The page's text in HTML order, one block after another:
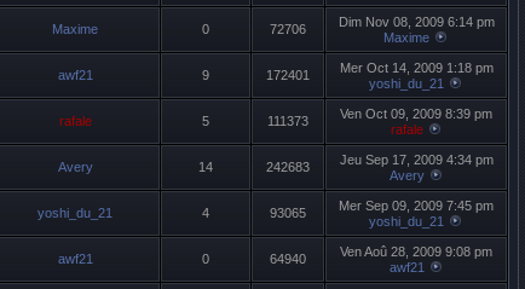
Maxime 0 72706
Dim Nov 08, 2009 6:14 pm
Maxime
awf21 9 172401
Mer Oct 14, 2009 1:18 pm
yoshi_du_21
rafale 5 111373
Ven Oct 09, 2009 8:39 pm
rafale
Avery 14 242683
Jeu Sep 17, 2009 4:34 pm
Avery
yoshi_du_21 4 93065
Mer Sep 09, 2009 7:45 pm
yoshi_du_21
awf21 0 64940
Ven Aoû 28, 2009 9:08 pm
awf21